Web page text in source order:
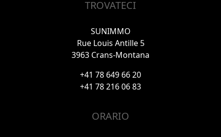
TROVATECI
SUNIMMO
Rue Louis Antille 5
3963 Crans-Montana
+41 78 649 66 20
+41 78 216 06 83
ORARIO